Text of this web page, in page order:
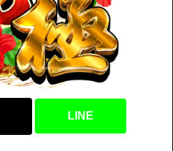
LINE